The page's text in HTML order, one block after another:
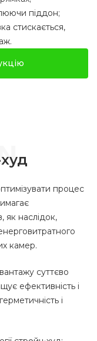
піддон;
стискається,
процес
як наслідок,
камер.
суттєво
ефективність і
і